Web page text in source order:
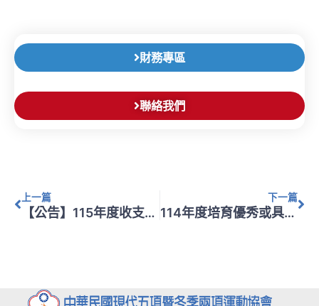
財務專區
聯絡我們
上一篇
【公告】115年度收支預算表、工作計畫總表
下一篇
114年度培育優秀或具潛力選手經費總表、計畫、培育名單